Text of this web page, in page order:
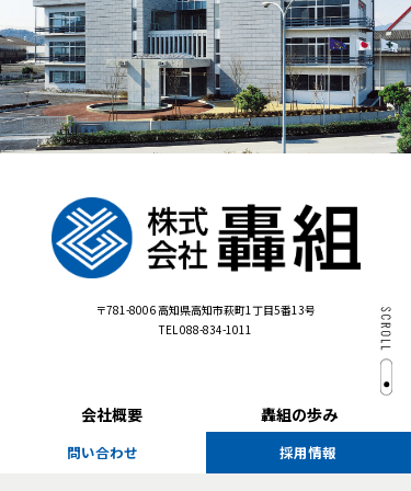
問い合わせ 採用情報
〒781-8006高知県高知市萩町1丁目5番13号
TEL 088-834-1011
会社概要 轟組の歩み
施工実績 お知らせ